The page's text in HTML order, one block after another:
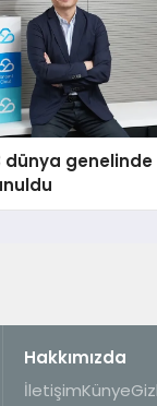
dünya genelinde
Hakkımızda
İletişimKünye